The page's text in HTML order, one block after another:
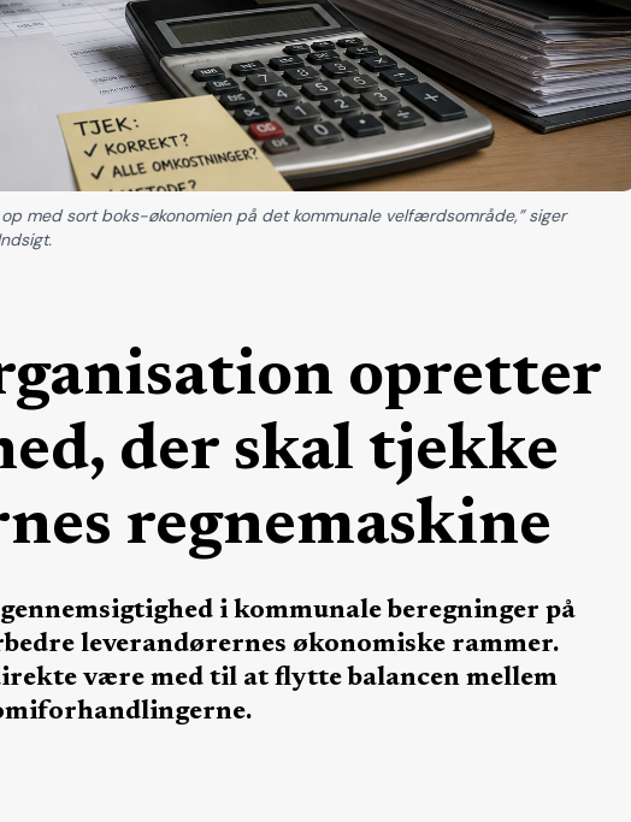
opretter
der skal tjekke
regnemaskine
i kommunale beregninger på
leverandørernes økonomiske rammer.
være med til at flytte balancen mellem
med sort boks-økonomien på det kommunale velfærdsområde,” siger